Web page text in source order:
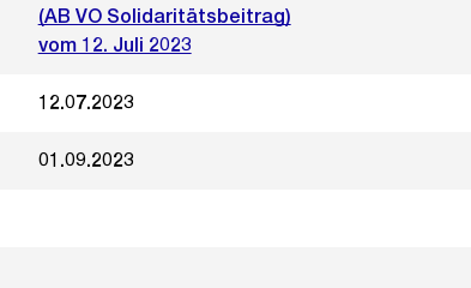
(AB VO Solidaritätsbeitrag)
vom 12. Juli 2023
12.07.2023
01.09.2023